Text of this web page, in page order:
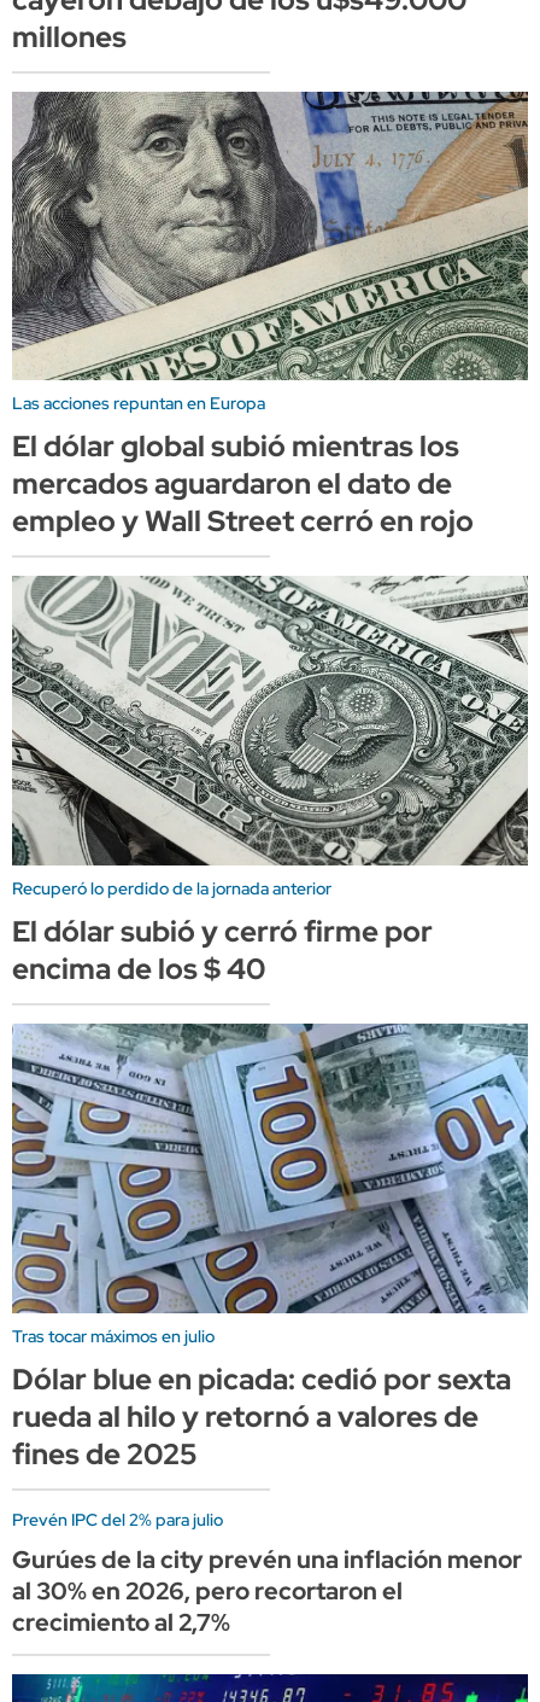
millones
Las acciones repuntan en Europa
El dólar global subió mientras los
mercados aguardaron el dato de
empleo y Wall Street cerró en rojo
Recuperó lo perdido de la jornada anterior
El dólar subió y cerró firme por
encima de los $ 40
Tras tocar máximos en julio
Dólar blue en picada: cedió por sexta
rueda al hilo y retornó a valores de
fines de 2025
Prevén IPC del 2% para julio
Gurúes de la city prevén una inflación menor
al 30% en 2026, pero recortaron el
crecimiento al 2,7%